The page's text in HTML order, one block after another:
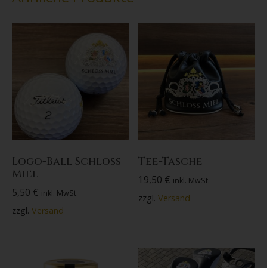
Logo-Ball Schloss
Miel
5,50 € inkl. MwSt.
zzgl. Versand
Tee-Tasche
19,50 € inkl. MwSt.
zzgl.Versand